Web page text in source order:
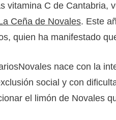
vitamina C de
Ceña de Novales. Este
quien ha manifestado
nace con la
social y con
el limón de Novales